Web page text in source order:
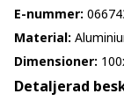
E-nummer:
Material:
Dimensioner:
Detaljerad